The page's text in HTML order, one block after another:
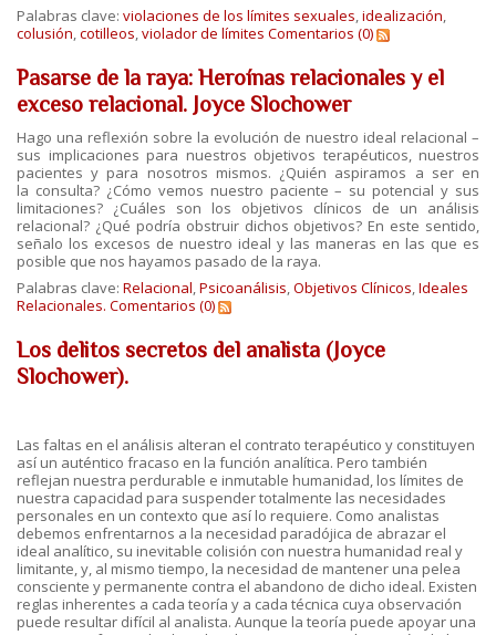
Palabras clave: violaciones de los límites sexuales,idealización,
colusión,cotilleos,violador de límites Comentarios (0)
Pasarse de la raya: Heroínas relacionales y el
exceso relacional. Joyce Slochower
Hago una reflexión sobre la evolución de nuestro ideal relacional –
sus implicaciones para nuestros objetivos terapéuticos, nuestros
pacientes y para nosotros mismos. ¿Quién aspiramos a ser en
la consulta? ¿Cómo vemos nuestro paciente – su potencial y sus
limitaciones? ¿Cuáles son los objetivos clínicos de un análisis
relacional? ¿Qué podría obstruir dichos objetivos? En este sentido,
señalo los excesos de nuestro ideal y las maneras en las que es
posible que nos hayamos pasado de la raya.
Palabras clave: Relacional,Psicoanálisis,Objetivos Clínicos,Ideales
Relacionales. Comentarios (0)
Los delitos secretos del analista (Joyce
Slochower).
Las faltas en el análisis alteran el contrato terapéutico y constituyen
así un auténtico fracaso en la función analítica. Pero también
reflejan nuestra perdurable e inmutable humanidad, los límites de
nuestra capacidad para suspender totalmente las necesidades
personales en un contexto que así lo requiere. Como analistas
debemos enfrentarnos a la necesidad paradójica de abrazar el
ideal analítico, su inevitable colisión con nuestra humanidad real y
limitante, y, al mismo tiempo, la necesidad de mantener una pelea
consciente y permanente contra el abandono de dicho ideal. Existen
reglas inherentes a cada teoría y a cada técnica cuya observación
puede resultar difícil al analista. Aunque la teoría puede apoyar una